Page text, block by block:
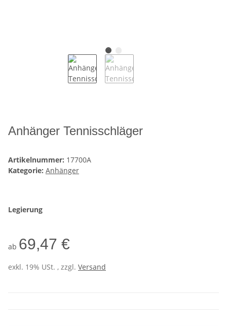
Anhänger Tennisschläger
Artikelnummer: 17700A
Kategorie: Anhänger
Legierung
ab 69,47 €
exkl. 19% USt. , zzgl. Versand